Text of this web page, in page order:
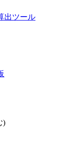
出ツール
)